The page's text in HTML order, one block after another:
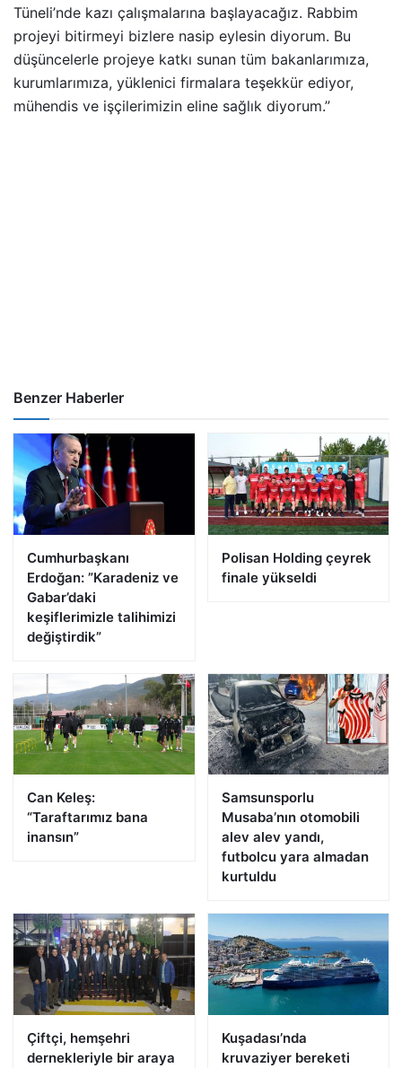
Tüneli’nde kazı çalışmalarına başlayacağız. Rabbim
projeyi bitirmeyi bizlere nasip eylesin diyorum. Bu
düşüncelerle projeye katkı sunan tüm bakanlarımıza,
kurumlarımıza, yüklenici firmalara teşekkür ediyor,
mühendis ve işçilerimizin eline sağlık diyorum.”
Benzer Haberler
Cumhurbaşkanı
Erdoğan: ”Karadeniz ve
Gabar’daki
keşiflerimizle talihimizi
değiştirdik”
Polisan Holding çeyrek
finale yükseldi
Can Keleş:
“Taraftarımız bana
inansın”
Samsunsporlu
Musaba’nın otomobili
alev alev yandı,
futbolcu yara almadan
kurtuldu
Çiftçi, hemşehri
dernekleriyle bir araya
Kuşadası’nda
kruvaziyer bereketi